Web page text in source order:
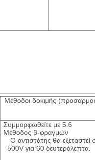
Μέθοδοι δοκιμής
Συμμορφωθείτε με 5.6
Μέθοδος β-φραγμών
Ο αντιστάτης θα
500V για 60 δευτερόλεπτα.